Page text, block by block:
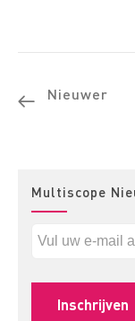
Nieuwer
Multiscope